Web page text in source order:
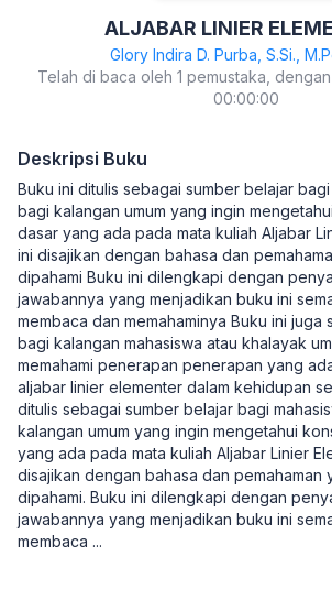
ALJABAR LINIER
Glory Indira D. Purba, S.Si.,
Telah di baca oleh 1 pemustaka,
00:00:00
Deskripsi Buku
Buku ini ditulis sebagai sumber belajar
bagi kalangan umum yang ingin
dasar yang ada pada mata kuliah Aljabar
ini disajikan dengan bahasa dan
dipahami Buku ini dilengkapi dengan
jawabannya yang menjadikan buku ini
membaca dan memahaminya Buku ini juga
bagi kalangan mahasiswa atau khalayak
memahami penerapan penerapan yang
aljabar linier elementer dalam kehidupan
ditulis sebagai sumber belajar bagi
kalangan umum yang ingin mengetahui
yang ada pada mata kuliah Aljabar Linier
disajikan dengan bahasa dan pemahaman
dipahami. Buku ini dilengkapi dengan
jawabannya yang menjadikan buku ini
membaca ...